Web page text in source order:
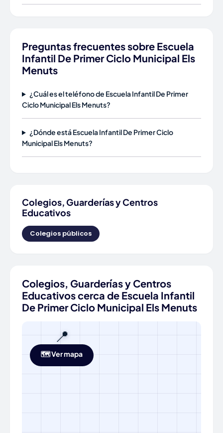
Preguntas frecuentes sobre Escuela
Infantil De Primer Ciclo Municipal Els
Menuts
¿Cuál es el teléfono de Escuela Infantil De Primer
Ciclo Municipal Els Menuts?
¿Dónde está Escuela Infantil De Primer Ciclo
Municipal Els Menuts?
Colegios, Guarderías y Centros
Educativos
Colegios públicos
Colegios, Guarderías y Centros
Educativos cerca de Escuela Infantil
De Primer Ciclo Municipal Els Menuts
📍
🗺️ Ver mapa